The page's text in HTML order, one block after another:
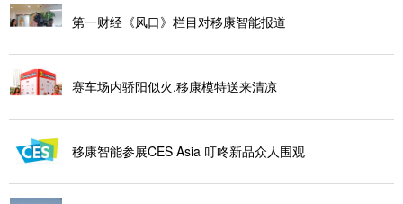
第一财经《风口》栏目对移康智能报道
赛车场内骄阳似火,移康模特送来清凉
移康智能参展CES Asia 叮咚新品众人围观